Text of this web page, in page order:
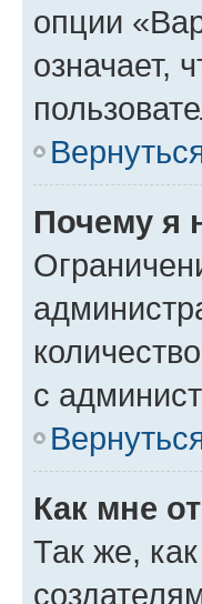
опции
означает,
Почему я
с
Как мне
Так же,